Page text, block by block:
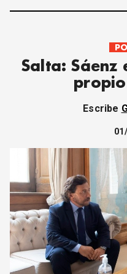
Política
Salta: Sáenz
Escribe